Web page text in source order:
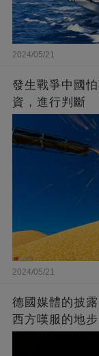
2024/05/21
發生戰爭中國
資，進行判斷
2024/05/21
德國媒體的披
西方嘆服的地步